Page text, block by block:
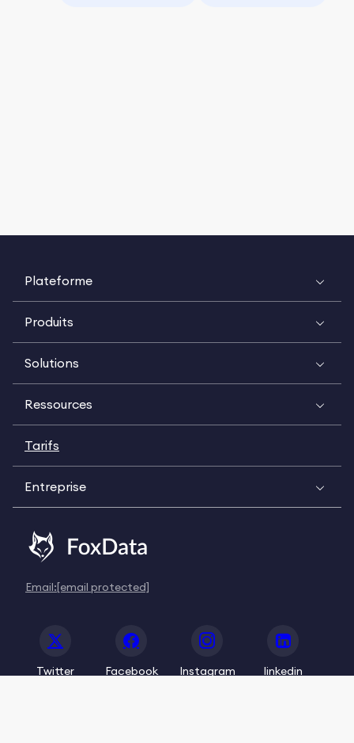
Plateforme
Produits
Solutions
Ressources
Tarifs
Entreprise
Email:[email protected]
Twitter Facebook Instagram linkedin